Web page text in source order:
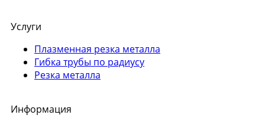
Услуги
Плазменная резка металла
Гибка трубы по радиусу
Резка металла
Информация